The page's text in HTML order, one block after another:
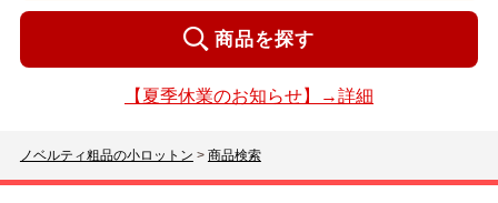
商品を探す
【夏季休業のお知らせ】→詳細
ノベルティ粗品の小ロットン > 商品検索